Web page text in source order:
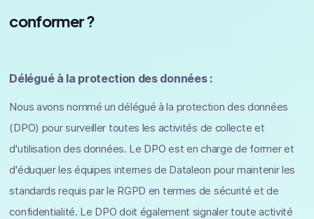
conformer ?
Délégué à la protection des données :
Nous avons nommé un délégué à la protection des données
(DPO) pour surveiller toutes les activités de collecte et
d'utilisation des données. Le DPO est en charge de former et
d'éduquer les équipes internes de Dataleon pour maintenir les
standards requis par le RGPD en termes de sécurité et de
confidentialité. Le DPO doit également signaler toute activité